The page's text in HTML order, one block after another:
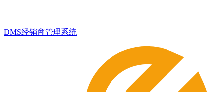
DMS经销商管理系统